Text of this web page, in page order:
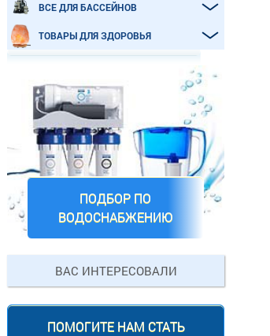
ВСЕ ДЛЯ БАССЕЙНОВ
ТОВАРЫ ДЛЯ ЗДОРОВЬЯ
ПОДБОР ПО
ВОДОСНАБЖЕНИЮ
ВАС ИНТЕРЕСОВАЛИ
ПОМОГИТЕ НАМ СТАТЬ